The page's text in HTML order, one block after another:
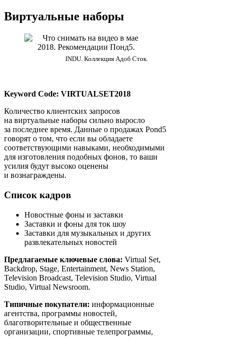
Виртуальные наборы
INDU. Коллекция Адоб Сток.
Keyword Code: VIRTUALSET2018
Количество клиентских запросов
на виртуальные наборы сильно выросло
за последнее время. Данные о продажах Pond5
говорят о том, что если вы обладаете
соответствующими навыками, необходимыми
для изготовления подобных фонов, то ваши
усилия будут высоко оценены
и вознаграждены.
Список кадров
Новостные фоны и заставки
Заставки и фоны для ток шоу
Заставки для музыкальных и других
развлекательных новостей
Предлагаемые ключевые слова: Virtual Set,
Backdrop, Stage, Entertainment, News Station,
Television Broadcast, Television Studio, Virtual
Studio, Virtual Newsroom.
Типичные покупатели: информационные
агентства, программы новостей,
благотворительные и общественные
организации, спортивные телепрограммы,